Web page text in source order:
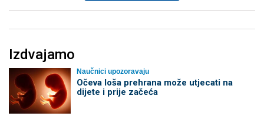
Izdvajamo
Naučnici upozoravaju
Očeva loša prehrana može utjecati na
dijete i prije začeća